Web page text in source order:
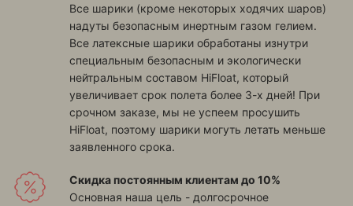
Все шарики (кроме некоторых ходячих шаров)
надуты безопасным инертным газом гелием.
Все латексные шарики обработаны изнутри
специальным безопасным и экологически
нейтральным составом HiFloat, который
увеличивает срок полета более 3-х дней! При
срочном заказе, мы не успеем просушить
HiFloat, поэтому шарики могуть летать меньше
заявленного срока.
Скидка постоянным клиентам до 10%
Основная наша цель - долгосрочное